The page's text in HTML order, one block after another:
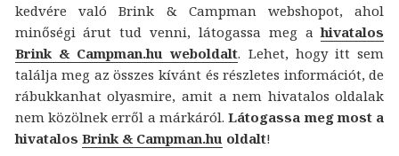
kedvére való Brink & Campman webshopot, ahol
minőségi árut tud venni, látogassa meg ahivatalos
Brink & Campman.hu weboldalt. Lehet, hogy itt sem
találja meg az összes kívánt és részletes információt, de
rábukkanhat olyasmire, amit a nem hivatalos oldalak
nem közölnek erről a márkáról.Látogassa meg most a
hivatalos Brink & Campman.hu oldalt!